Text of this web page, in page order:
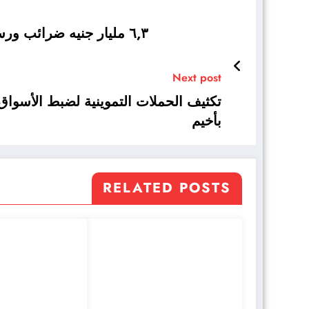
٦,٣ مليار جنيه ضرائب ورسوم بجمارك الإسكندرية خلال فبراير الماضي
Next post
بأخيم
RELATED POSTS